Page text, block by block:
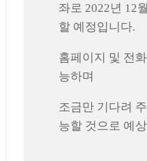
좌로 2022년 12
할 예정입니다.
홈페이지 및 전
능하며
조금만 기다려
능할 것으로 예